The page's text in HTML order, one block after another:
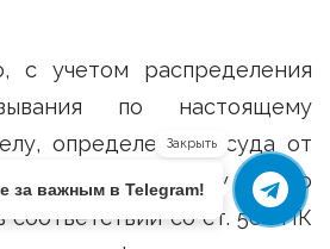
с учетом распределения
по настоящему
определением суда от
ответчику было
соответствии со ст. 56 ГПК
Закрыть
за важным в Telegram!